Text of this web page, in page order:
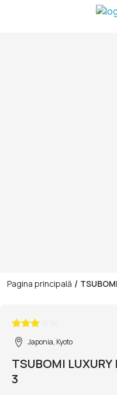
Pagina principală /
Japonia, Kyoto
TSUBOMI
3